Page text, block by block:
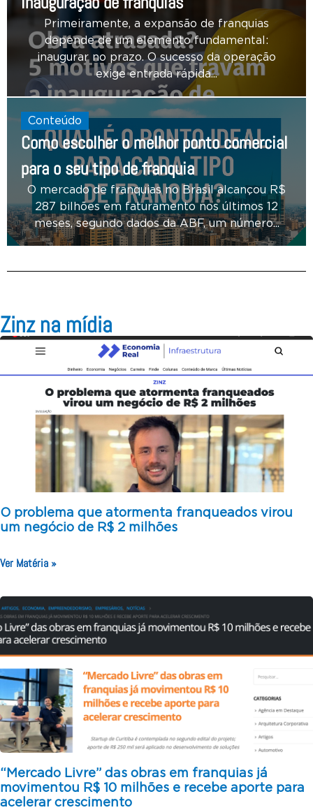
Primeiramente, a expansão de franquias
depende de um elemento fundamental:
inaugurar no prazo. O sucesso da operação
exige entrada rápida...
Conteúdo
Como escolher o melhor ponto comercial
para o seu tipo de franquia
O mercado de franquias no Brasil alcançou R$
287 bilhões em faturamento nos últimos 12
meses, segundo dados da ABF, um número...
Zinz na mídia
O problema que atormenta franqueados virou
um negócio de R$ 2 milhões
Ver Matéria »
“Mercado Livre” das obras em franquias já
movimentou R$ 10 milhões e recebe aporte para
acelerar crescimento